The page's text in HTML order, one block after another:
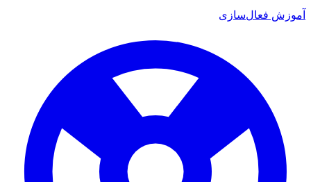
آموزش فعال‌سازی